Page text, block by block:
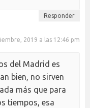
Responder
2019 a las 12:46 pm
del Madrid es
bien, no sirven
más que para
tiempos, esa